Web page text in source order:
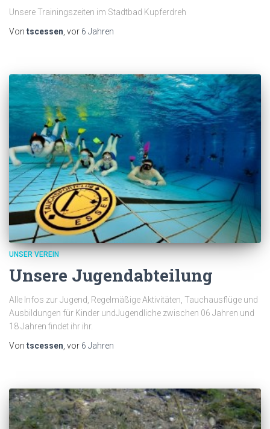
Unsere Trainingszeiten im Stadtbad Kupferdreh
Von tscessen, vor 6 Jahren
UNSER VEREIN
Unsere Jugendabteilung
Alle Infos zur Jugend, Regelmäßige Aktivitäten, Tauchausflüge und
Ausbildungen für Kinder undJugendliche zwischen 06 Jahren und
18 Jahren findet ihr ihr.
Von tscessen , vor 6 Jahren